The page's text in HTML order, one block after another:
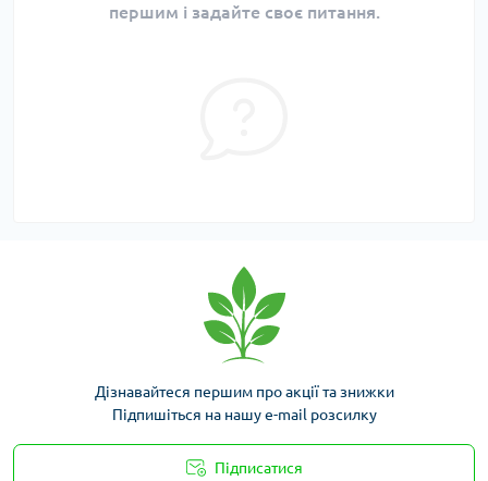
першим і задайте своє питання.
Дізнавайтеся першим про акції та знижки
Підпишіться на нашу e-mail розсилку
Підписатися